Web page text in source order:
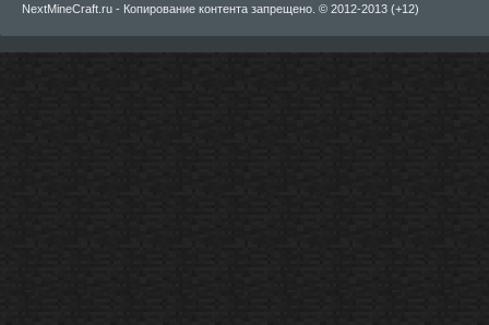
NextMineCraft.ru - Копирование контента запрещено. © 2012-2013 (+12)